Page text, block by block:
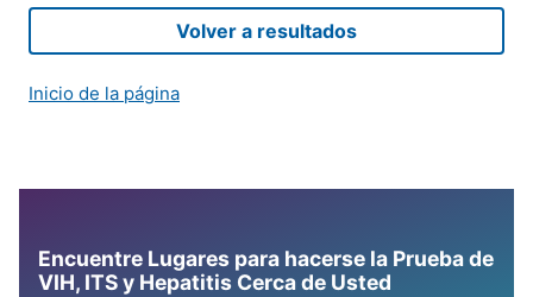
Volver a resultados
Inicio de la página
Encuentre Lugares para hacerse la Prueba de
VIH, ITS y Hepatitis Cerca de Usted